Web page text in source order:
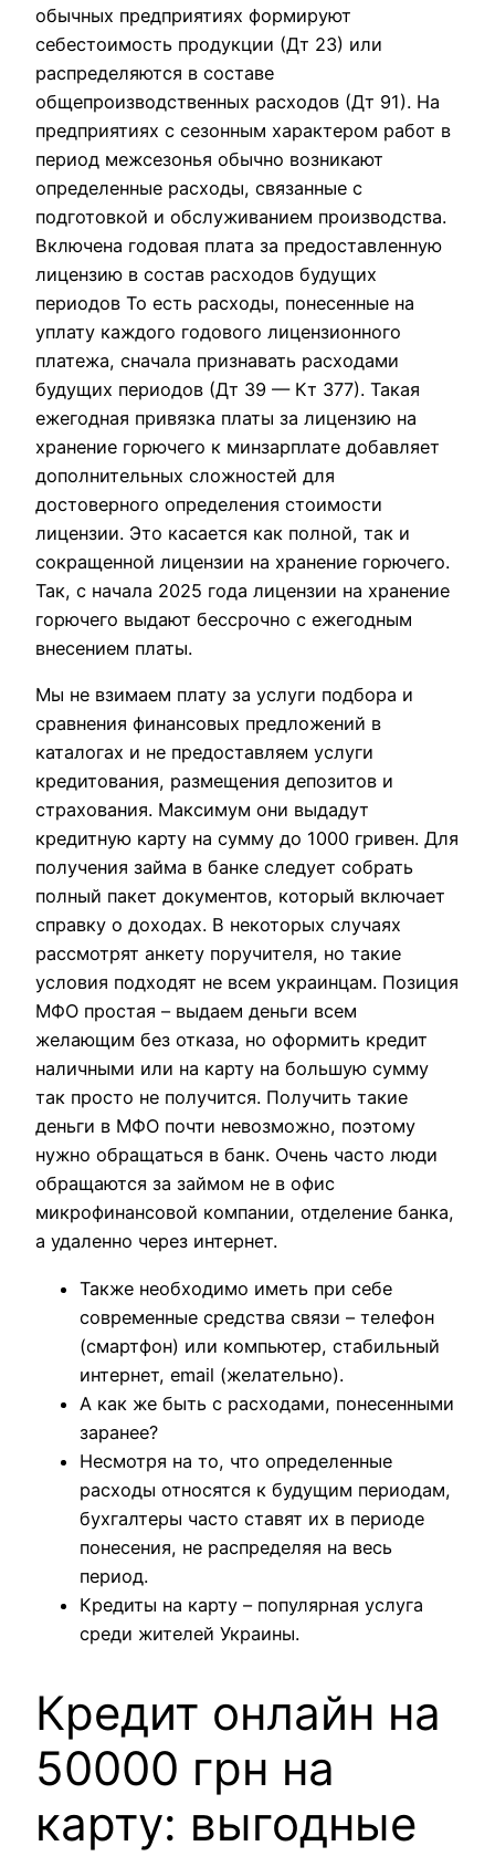
обычных предприятиях формируют
себестоимость продукции (Дт 23) или
распределяются в составе
общепроизводственных расходов (Дт 91). На
предприятиях с сезонным характером работ в
период межсезонья обычно возникают
определенные расходы, связанные с
подготовкой и обслуживанием производства.
Включена годовая плата за предоставленную
лицензию в состав расходов будущих
периодов То есть расходы, понесенные на
уплату каждого годового лицензионного
платежа, сначала признавать расходами
будущих периодов (Дт 39 — Кт 377). Такая
ежегодная привязка платы за лицензию на
хранение горючего к минзарплате добавляет
дополнительных сложностей для
достоверного определения стоимости
лицензии. Это касается как полной, так и
сокращенной лицензии на хранение горючего.
Так, с начала 2025 года лицензии на хранение
горючего выдают бессрочно с ежегодным
внесением платы.
Мы не взимаем плату за услуги подбора и
сравнения финансовых предложений в
каталогах и не предоставляем услуги
кредитования, размещения депозитов и
страхования. Максимум они выдадут
кредитную карту на сумму до 1000 гривен. Для
получения займа в банке следует собрать
полный пакет документов, который включает
справку о доходах. В некоторых случаях
рассмотрят анкету поручителя, но такие
условия подходят не всем украинцам. Позиция
МФО простая – выдаем деньги всем
желающим без отказа, но оформить кредит
наличными или на карту на большую сумму
так просто не получится. Получить такие
деньги в МФО почти невозможно, поэтому
нужно обращаться в банк. Очень часто люди
обращаются за займом не в офис
микрофинансовой компании, отделение банка,
а удаленно через интернет.
Также необходимо иметь при себе
современные средства связи – телефон
(смартфон) или компьютер, стабильный
интернет, email (желательно).
А как же быть с расходами, понесенными
заранее?
Несмотря на то, что определенные
расходы относятся к будущим периодам,
бухгалтеры часто ставят их в периоде
понесения, не распределяя на весь
период.
Кредиты на карту – популярная услуга
среди жителей Украины.
Кредит онлайн на
50000 грн на
карту: выгодные